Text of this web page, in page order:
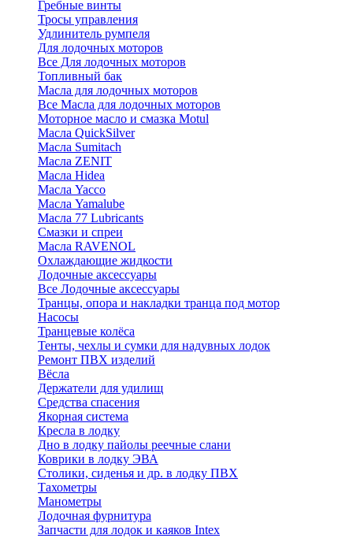
Гребные винты
Тросы управления
Удлинитель румпеля
Для лодочных моторов
Все Для лодочных моторов
Топливный бак
Масла для лодочных моторов
Все Масла для лодочных моторов
Моторное масло и смазка Motul
Масла QuickSilver
Масла Sumitach
Масла ZENIT
Масла Hidea
Масла Yacco
Масла Yamalube
Масла 77 Lubricants
Смазки и спреи
Масла RAVENOL
Охлаждающие жидкости
Лодочные аксессуары
Все Лодочные аксессуары
Транцы, опора и накладки транца под мотор
Насосы
Транцевые колёса
Тенты, чехлы и сумки для надувных лодок
Ремонт ПВХ изделий
Вёсла
Держатели для удилищ
Средства спасения
Якорная система
Кресла в лодку
Дно в лодку пайолы реечные слани
Коврики в лодку ЭВА
Столики, сиденья и др. в лодку ПВХ
Тахометры
Манометры
Лодочная фурнитура
Запчасти для лодок и каяков Intex